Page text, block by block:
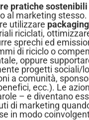
pratiche
al marketing stesso.
utilizzare
riciclati,
sprechi ed
di riciclo o
oppure
progetti sociali/
a comunità,
ecc.). Le
– e diventano
di marketing
in modo